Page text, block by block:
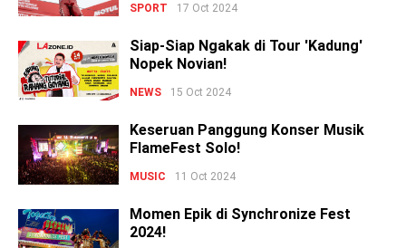
SPORT 17 Oct 2024
Siap-Siap Ngakak di Tour 'Kadung'
Nopek Novian!
NEWS 15 Oct 2024
Keseruan Panggung Konser Musik
FlameFest Solo!
MUSIC 11 Oct 2024
Momen Epik di Synchronize Fest
2024!